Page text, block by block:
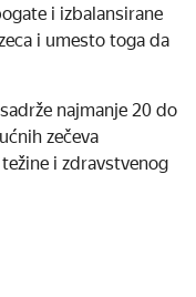
i izbalansirane
i umesto toga da
najmanje 20 do
zečeva
i zdravstvenog